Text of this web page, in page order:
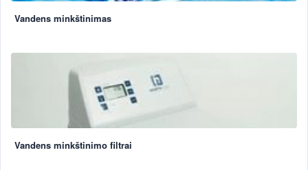
Vandens minkštinimas
Vandens minkštinimo filtrai